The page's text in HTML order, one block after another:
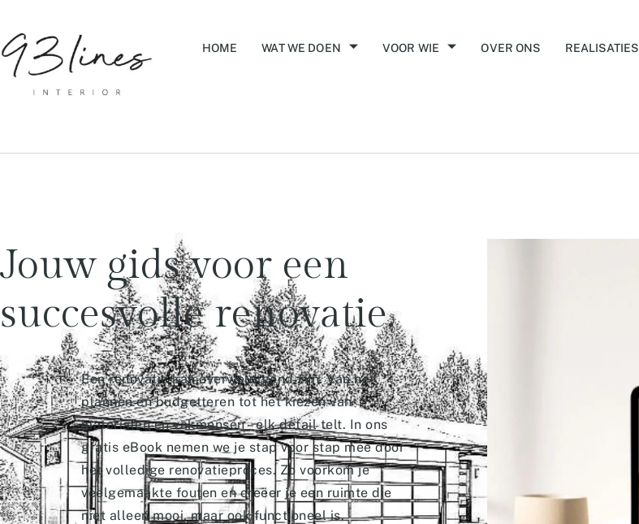
HOME WAT WE DOEN VOOR WIE OVER ONS REALISATIES
Jouw gids voor een
succesvolle renovatie.
Een renovatie kan overweldigend zijn. Van het
plannen en budgetteren tot het kiezen van
materialen en vakmensen – elk detail telt. In ons
gratis eBook nemen we je stap voor stap mee door
het volledige renovatieproces. Zo voorkom je
veelgemaakte fouten en creëer je een ruimte die
niet alleen mooi, maar ook functioneel is.